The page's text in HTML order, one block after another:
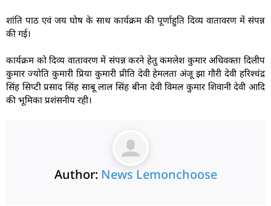
शांति पाठ एवं जय घोष के साथ कार्यक्रम की पूर्णाहुति दिव्य वातावरण में संपन्न
की गई।
कार्यक्रम को दिव्य वातावरण में संपन्न करने हेतु कमलेश कुमार अधिवक्ता दिलीप
कुमार ज्योति कुमारी प्रिया कुमारी प्रीति देवी हेमलता अंजू झा गौरी देवी हरिश्चंद्र
सिंह सिप्टी प्रसाद सिंह साबू लाल सिंह बीना देवी विमल कुमार शिवानी देवी आदि
की भूमिका प्रशंसनीय रही।
Author: News Lemonchoose